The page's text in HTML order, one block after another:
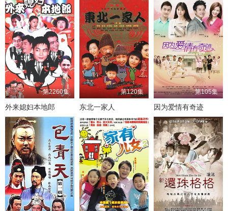
第2260集
外来媳妇本地郎
第120集
东北一家人
第105集
因为爱情有奇迹